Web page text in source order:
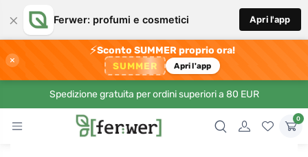
× Ferwer: profumi e cosmetici Apri l'app
×
⚡Sconto SUMMER proprio ora!
SUMMER Apri l'app
Spedizione gratuita per ordini superiori a 80 EUR
0